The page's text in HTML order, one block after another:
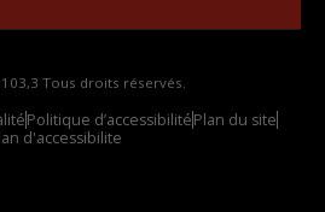
Tous droits réservés.
Politique d’accessibilitéPlan du site
d'accessibilite